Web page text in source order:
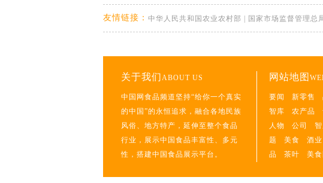
友情链接： 中华人民共和国农业农村部 国家市场监督管理总
关于我们ABOUT US
中国网食品频道坚持“给你一个真实
的中国”的永恒追求，融合各地民族
风俗、地方特产，延伸至整个食品
行业，展示中国食品丰富性、多元
性，搭建中国食品展示平台。
网站地图
要闻 新零售
智库
农产品
人物
公司
题
美食 酒业
品
茶叶 美